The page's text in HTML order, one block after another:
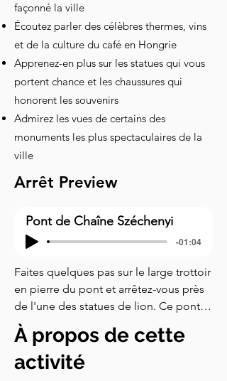
façonné la ville
Écoutez parler des célèbres thermes, vins
et de la culture du café en Hongrie
Apprenez-en plus sur les statues qui vous
portent chance et les chaussures qui
honorent les souvenirs
Admirez les vues de certains des
monuments les plus spectaculaires de la
ville
Arrêt Preview
Pont de Chaîne Széchenyi
-01:04
Faites quelques pas sur le large trottoir
en pierre du pont et arrêtez-vous près
de l'une des statues de lion. Ce pont a
une immense signification historique.
C'est le premier passage permanent
de Budapest sur le Danube et c'est
toujours le plus magnifique. Avant
À propos de cette
activité